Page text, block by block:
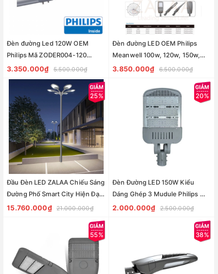
Đèn đường Led 120W OEM
Philips Mã ZODER004-120
ZALAA
3.350.000₫ 5.500.000₫
Đèn đường LED OEM Philips
Meanwell 100w, 120w, 150w,
200w Mã sản phẩm GG-
3.850.000₫ 6.500.000₫
25%
Đầu Đèn LED ZALAA Chiếu Sáng
Đường Phố Smart City Hiện Đại
Kiểu Dáng Bông Hoa Cho cột
15.760.000₫ 21.000.000₫
20%
Đèn Đường LED 150W Kiểu
Dáng Ghép 3 Mudule Philips Mã
Sp ZSL14-150PL
2.000.000₫ 2.500.000₫
55% 38%